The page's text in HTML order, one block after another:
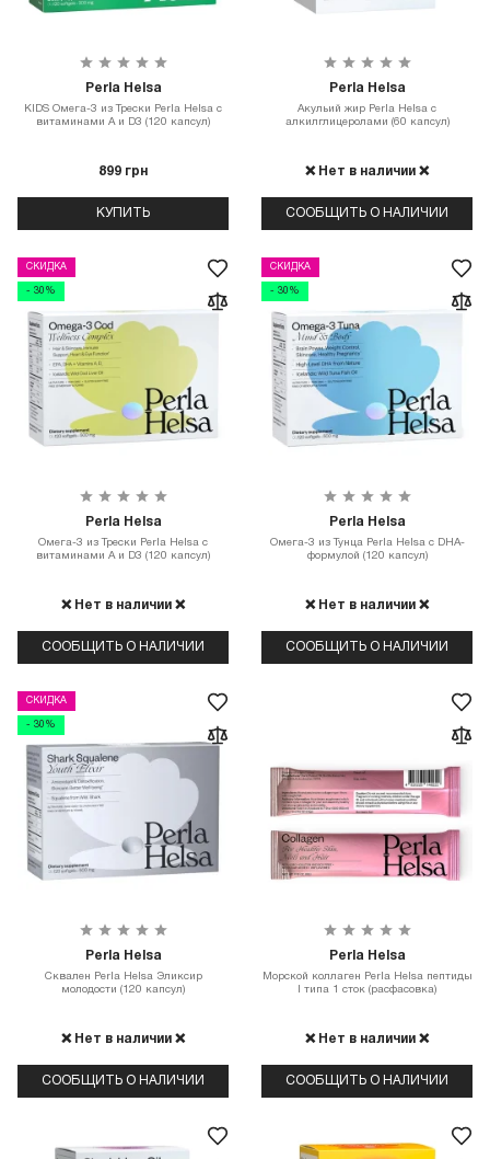
Perla Helsa
KIDS Омега-3 из Трески Perla Helsa с
витаминами А и D3 (120 капсул)
899 грн
КУПИТЬ
Perla Helsa
Акульий жир Perla Helsa с
алкилглицеролами (60 капсул)
❌ Нет в наличии ❌
СООБЩИТЬ О НАЛИЧИИ
СКИДКА
- 30%
Perla Helsa
Омега-3 из Трески Perla Helsa с
витаминами А и D3 (120 капсул)
❌ Нет в наличии ❌
СООБЩИТЬ О НАЛИЧИИ
СКИДКА
- 30%
Perla Helsa
Омега-3 из Тунца Perla Helsa с DHA-
формулой (120 капсул)
❌ Нет в наличии ❌
СООБЩИТЬ О НАЛИЧИИ
СКИДКА
- 30%
Perla Helsa
Сквален Perla Helsa Эликсир
молодости (120 капсул)
❌ Нет в наличии ❌
СООБЩИТЬ О НАЛИЧИИ
Perla Helsa
Морской коллаген Perla Helsa пептиды
I типа 1 сток (расфасовка)
❌ Нет в наличии ❌
СООБЩИТЬ О НАЛИЧИИ